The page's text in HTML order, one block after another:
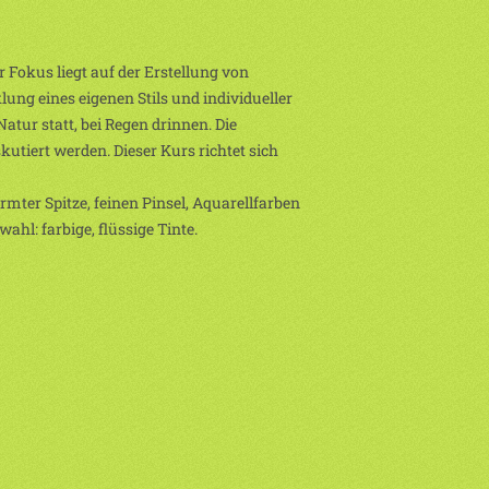
Fokus liegt auf der Erstellung von
eines eigenen Stils und individueller
statt, bei Regen drinnen. Die
werden. Dieser Kurs richtet sich
Spitze, feinen Pinsel, Aquarellfarben
farbige, flüssige Tinte.